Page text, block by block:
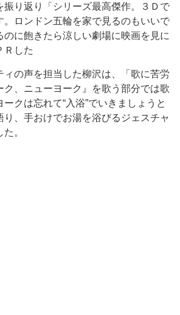
振り返り「シリーズ最高傑作。３Ｄで
。ロンドン五輪を家で見るのもいいで
のに飽きたら涼しい劇場に映画を見に
Ｒした
の声を担当した柳沢は、「歌に苦労
ク、ニューヨーク』を歌う部分では歌
クは忘れて“入浴”でいきましょうと
り、手おけでお湯を浴びるジェスチャ
。